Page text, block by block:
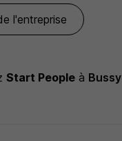
l'entreprise
Start People à